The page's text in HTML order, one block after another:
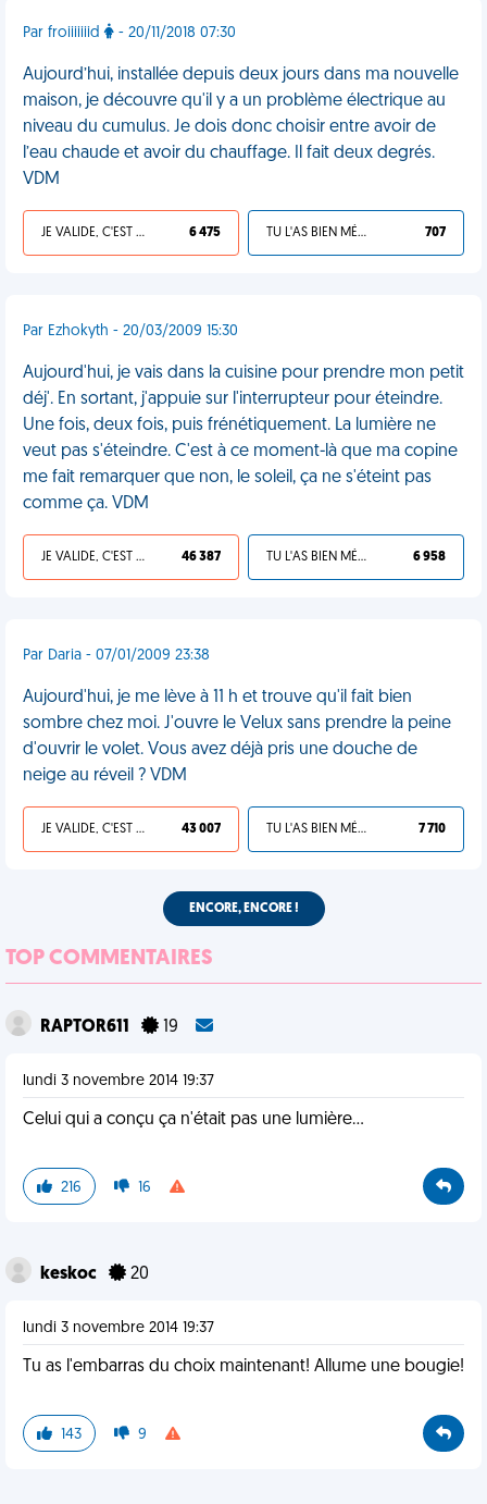
Par froiiiiiiid - 20/11/2018 07:30
Aujourd’hui, installée depuis deux jours dans ma nouvelle
maison, je découvre qu'il y a un problème électrique au
niveau du cumulus. Je dois donc choisir entre avoir de
l’eau chaude et avoir du chauffage. Il fait deux degrés.
VDM
JE VALIDE, C'EST UNE VDM 6 475 TU L'AS BIEN MÉRITÉ 707
Par Ezhokyth - 20/03/2009 15:30
Aujourd'hui, je vais dans la cuisine pour prendre mon petit
déj'. En sortant, j'appuie sur l'interrupteur pour éteindre.
Une fois, deux fois, puis frénétiquement. La lumière ne
veut pas s'éteindre. C'est à ce moment-là que ma copine
me fait remarquer que non, le soleil, ça ne s'éteint pas
comme ça. VDM
JE VALIDE, C'EST UNE VDM 46 387 TU L'AS BIEN MÉRITÉ 6 958
Par Daria - 07/01/2009 23:38
Aujourd'hui, je me lève à 11 h et trouve qu'il fait bien
sombre chez moi. J'ouvre le Velux sans prendre la peine
d'ouvrir le volet. Vous avez déjà pris une douche de
neige au réveil ? VDM
JE VALIDE, C'EST UNE VDM 43 007 TU L'AS BIEN MÉRITÉ 7 710
ENCORE, ENCORE !
TOP COMMENTAIRES
RAPTOR611 19
lundi 3 novembre 2014 19:37
Celui qui a conçu ça n'était pas une lumière...
216 16
keskoc 20
lundi 3 novembre 2014 19:37
Tu as l'embarras du choix maintenant! Allume une bougie!
143 9